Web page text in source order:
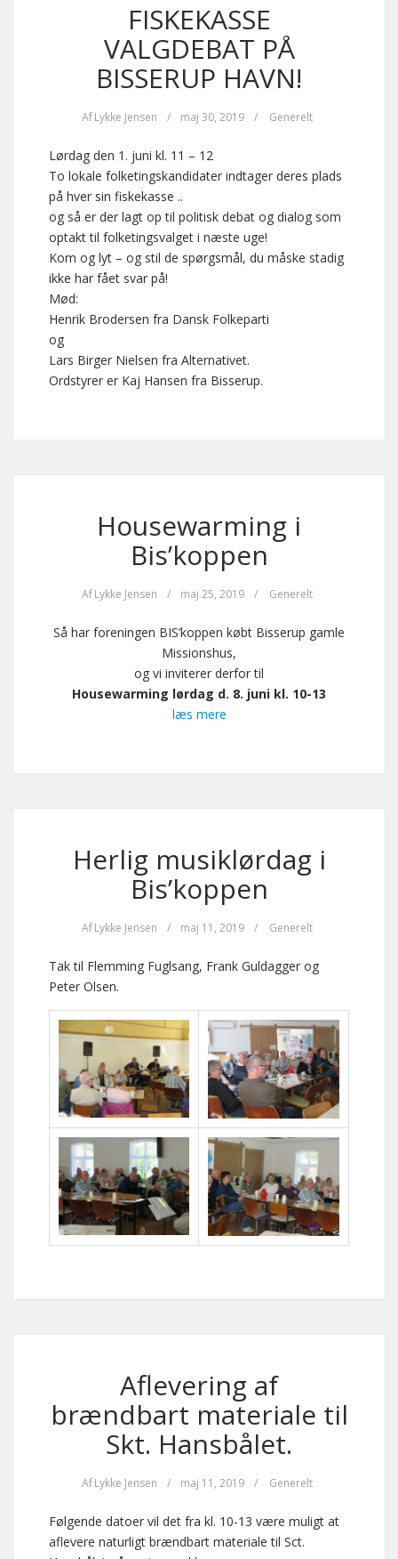
FISKEKASSE
VALGDEBAT PÅ
BISSERUP HAVN!
Af Lykke Jensen / maj 30, 2019 / Generelt
Lørdag den 1. juni kl. 11 – 12
To lokale folketingskandidater indtager deres plads
på hver sin fiskekasse ..
og så er der lagt op til politisk debat og dialog som
optakt til folketingsvalget i næste uge!
Kom og lyt – og stil de spørgsmål, du måske stadig
ikke har fået svar på!
Mød:
Henrik Brodersen fra Dansk Folkeparti
og
Lars Birger Nielsen fra Alternativet.
Ordstyrer er Kaj Hansen fra Bisserup.
Housewarming i
Bis’koppen
Af Lykke Jensen / maj 25, 2019 / Generelt
Så har foreningen BIS’koppen købt Bisserup gamle
Missionshus,
og vi inviterer derfor til
Housewarming lørdag d. 8. juni kl. 10-13
læs mere
Herlig musiklørdag i
Bis’koppen
Af Lykke Jensen / maj 11, 2019 / Generelt
Tak til Flemming Fuglsang, Frank Guldagger og
Peter Olsen.
Aflevering af
brændbart materiale til
Skt. Hansbålet.
Af Lykke Jensen / maj 11, 2019 / Generelt
Følgende datoer vil det fra kl. 10-13 være muligt at
aflevere naturligt brændbart materiale til Sct.